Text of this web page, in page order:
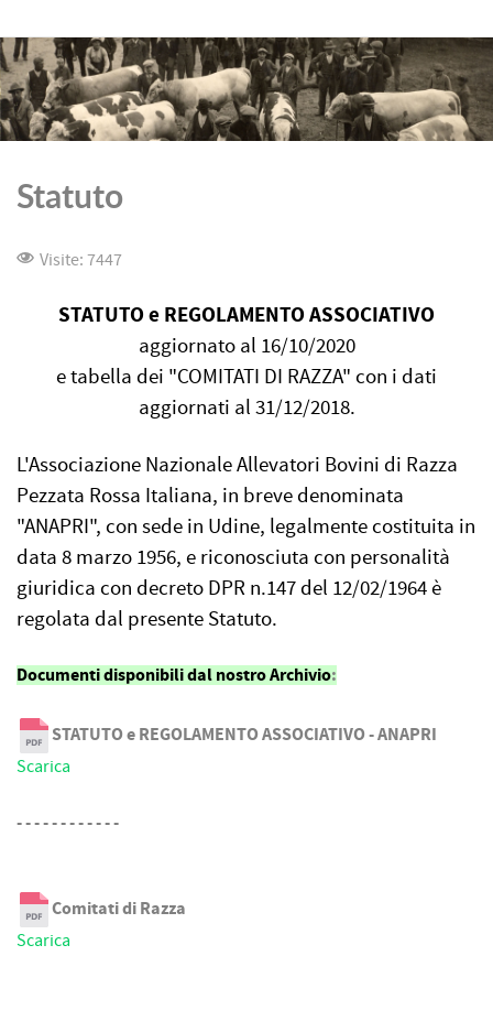
Statuto
Visite: 7447
STATUTO e REGOLAMENTO ASSOCIATIVO
aggiornato al 16/10/2020
e tabella dei "COMITATI DI RAZZA" con i dati
aggiornati al 31/12/2018.
L'Associazione Nazionale Allevatori Bovini di Razza
Pezzata Rossa Italiana, in breve denominata
"ANAPRI", con sede in Udine, legalmente costituita in
data 8 marzo 1956, e riconosciuta con personalità
giuridica con decreto DPR n.147 del 12/02/1964 è
regolata dal presente Statuto.
Documenti disponibili dal nostro Archivio:
STATUTO e REGOLAMENTO ASSOCIATIVO - ANAPRI
Scarica
- - - - - - - - - - - -
Comitati di Razza
Scarica